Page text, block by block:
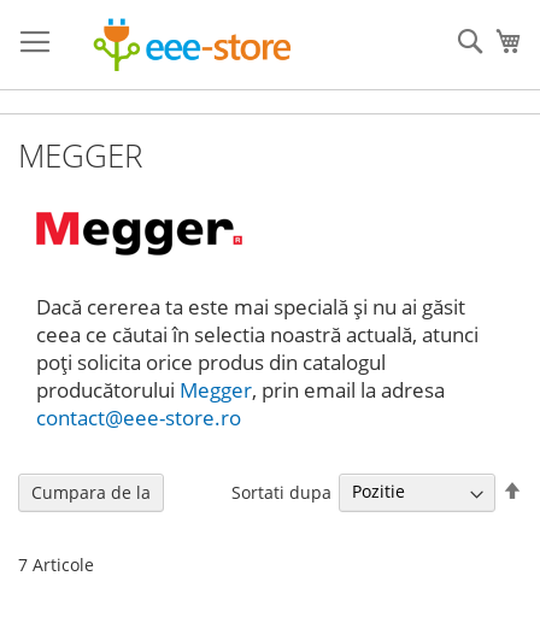
la
Continut
MEGGER
Dacă cererea ta este mai specială și nu ai găsit
ceea ce căutai în selectia noastră actuală, atunci
poți solicita orice produs din catalogul
producătorului Megger, prin email la adresa
contact@eee-store.ro
7 Articole
Sortati dupa
Cumpara de la